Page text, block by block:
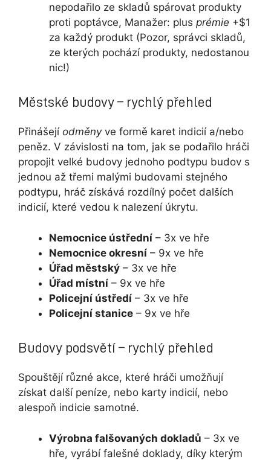
nepodařilo ze skladů spárovat produkty
proti poptávce, Manažer: plus prémie +$1
za každý produkt (Pozor, správci skladů,
ze kterých pochází produkty, nedostanou
nic!)
Městské budovy – rychlý přehled
Přinášejí odměnyve formě karet indicií a/nebo
peněz. V závislosti na tom, jak se podařilo hráči
propojit velké budovy jednoho podtypu budov s
jednou až třemi malými budovami stejného
podtypu, hráč získává rozdílný počet dalších
indicií, které vedou k nalezení úkrytu.
Nemocnice ústřední – 3x ve hře
Nemocnice okresní – 9x ve hře
Úřad městský – 3x ve hře
Úřad místní – 9x ve hře
Policejní ústředí – 3x ve hře
Policejní stanice – 9x ve hře
Budovy podsvětí – rychlý přehled
Spouštějí různé akce, které hráči umožňují
získat další peníze, nebo karty indicií, nebo
alespoň indicie samotné.
Výrobna falšovaných dokladů – 3x ve
hře, vyrábí falešné doklady, díky kterým